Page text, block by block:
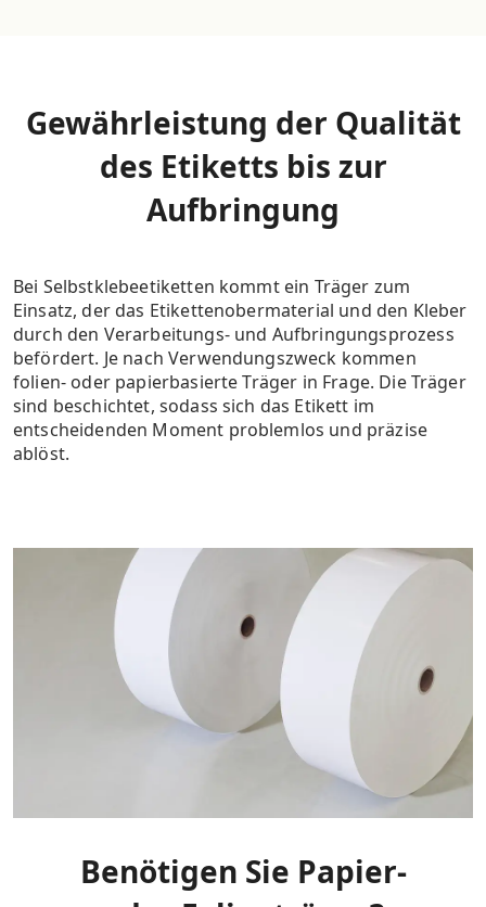
Gewährleistung der Qualität
des Etiketts bis zur
Aufbringung
Bei Selbstklebeetiketten kommt ein Träger zum
Einsatz, der das Etikettenobermaterial und den Kleber
durch den Verarbeitungs- und Aufbringungsprozess
befördert. Je nach Verwendungszweck kommen
folien- oder papierbasierte Träger in Frage. Die Träger
sind beschichtet, sodass sich das Etikett im
entscheidenden Moment problemlos und präzise
ablöst.
Benötigen Sie Papier-